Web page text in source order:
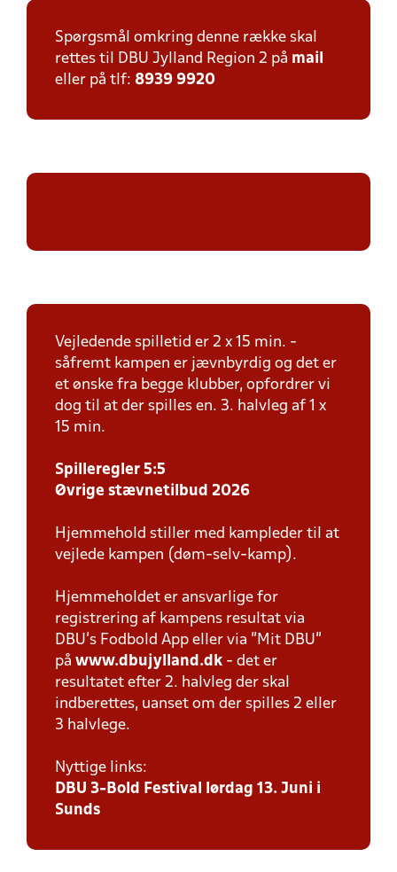
Spørgsmål omkring denne række skal
rettes til DBU Jylland Region 2 på mail
eller på tlf: 8939 9920
Vejledende spilletid er 2 x 15 min. -
såfremt kampen er jævnbyrdig og det er
et ønske fra begge klubber, opfordrer vi
dog til at der spilles en. 3. halvleg af 1 x
15 min.
Spilleregler 5:5
Øvrige stævnetilbud 2026
Hjemmehold stiller med kampleder til at
vejlede kampen (døm-selv-kamp).
Hjemmeholdet er ansvarlige for
registrering af kampens resultat via
DBU’s Fodbold App eller via ”Mit DBU”
på www.dbujylland.dk - det er
resultatet efter 2. halvleg der skal
indberettes, uanset om der spilles 2 eller
3 halvlege.
Nyttige links:
DBU 3-Bold Festival lørdag 13. Juni i
Sunds